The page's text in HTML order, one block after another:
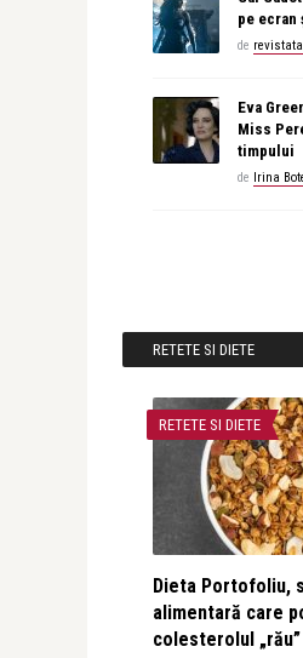
pe ecran
de
Eva
Miss
timpului
de Irina
RETETE SI DIETE
RETETE SI DIETE
Dieta Portofoliu,
alimentară care
colesterolul „rău”